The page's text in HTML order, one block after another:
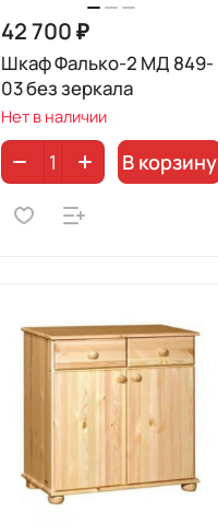
42 700 ₽
Шкаф Фалько-2 МД 849-
03 без зеркала
Нет в наличии
В корзину